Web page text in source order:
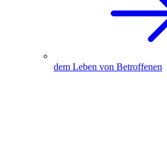
dem Leben von Betroffenen